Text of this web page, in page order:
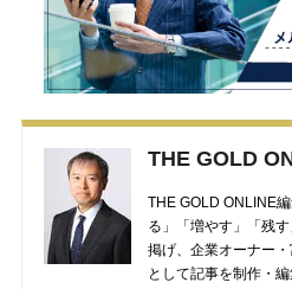
THE GOLD
THE GOLD ONLINE
る」「増やす」「残
掲げ、企業オーナー
として記事を制作・